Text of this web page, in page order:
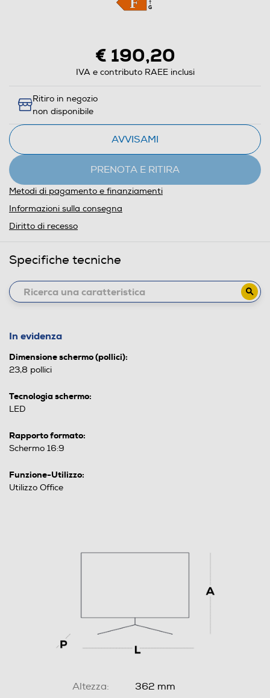
€ 190,20
IVA e contributo RAEE inclusi
Ritiro in negozio
non disponibile
AVVISAMI
PRENOTA E RITIRA
Metodi di pagamento e finanziamenti
Informazioni sulla consegna
Diritto di recesso
Specifiche tecniche
In evidenza
Dimensione schermo (pollici):
23,8 pollici
Tecnologia schermo:
LED
Rapporto formato:
Schermo 16:9
Funzione-Utilizzo:
Utilizzo Office
Altezza:
362 mm